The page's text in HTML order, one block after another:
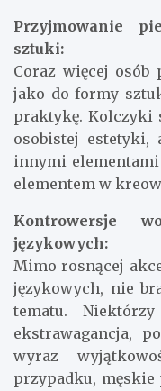
Przyjmowanie
sztuki:
Coraz więcej osób
jako do formy
praktykę. Kolczyki
osobistej estetyki,
innymi
elementem w
Kontrowersje
językowych:
Mimo rosnącej
językowych, nie
tematu.
ekstrawagancja,
wyraz
przypadku,